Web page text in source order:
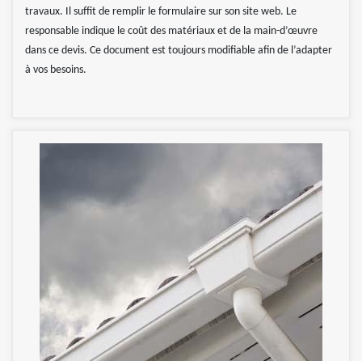
travaux. Il suffit de remplir le formulaire sur son site web. Le
responsable indique le coût des matériaux et de la main-d’œuvre
dans ce devis. Ce document est toujours modifiable afin de l’adapter
à vos besoins.